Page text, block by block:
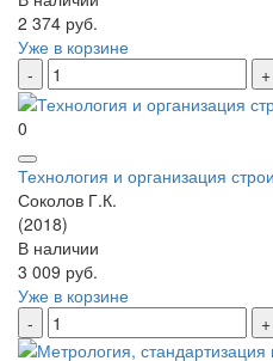
2 374 руб.
Уже в корзине
0
Технология и организация
Соколов Г.К.
(2018)
В наличии
3 009 руб.
Уже в корзине